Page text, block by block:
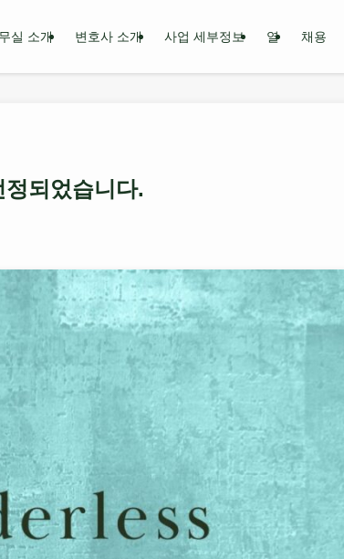
실 소개 변호사 소개 사업 세부정보 열 채용
되었습니다.